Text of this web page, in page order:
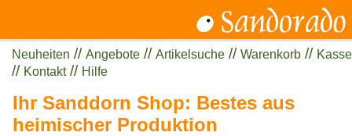
Neuheiten // Angebote // Artikelsuche // Warenkorb // Kasse
// Kontakt// Hilfe
Ihr Sanddorn Shop: Bestes aus
heimischer Produktion